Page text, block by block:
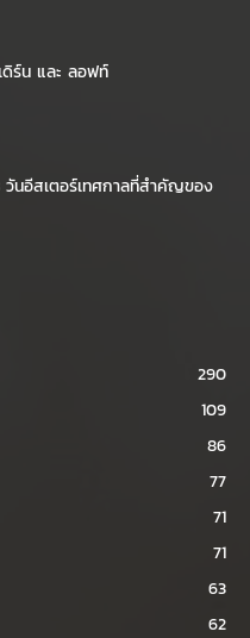
ดิร์น และ ลอฟท์
วันอีสเตอร์เทศกาลที่สำคัญของ
290
109
86
77
71
71
63
62